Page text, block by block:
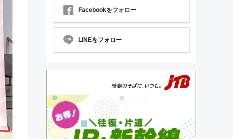
Facebookをフォロー
LINEをフォロー